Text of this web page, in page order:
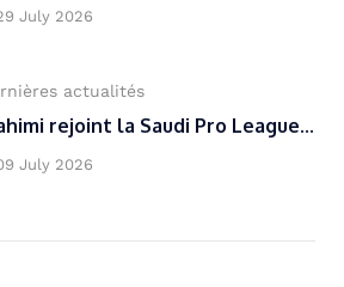
July 2026
actualités
rejoint la Saudi Pro League...
July 2026